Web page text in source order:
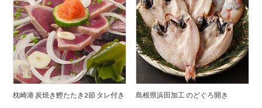
枕崎港 炭焼き鰹たたき2節 タレ付き 島根県浜田加工 のどぐろ開き